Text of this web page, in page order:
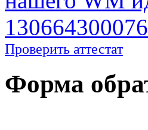
Проверить аттестат
Форма